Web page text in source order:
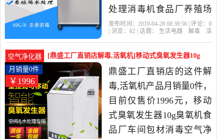
处理消毒机食品厂养殖场
杀菌消毒是2019年穗铨机
性价比很高的解毒,活氧
机，由广东 广州发货。
发布时间：2019-04-28 08:39:56 | 评论： 0
| 浏览：62 | 话题： 生活电器 解毒
活
空气净化器
[鼎盛工厂直销店解毒,活氧机]移动式臭氧发生器10g
臭氧机食品厂车月销量0件仅售1996元
￥1996
月销量0件
鼎盛工厂直销店的这件解
毒,活氧机产品月销量0件，
目前仅售价1996元，移动
式臭氧发生器10g臭氧机食
品厂车间包材消毒空气净